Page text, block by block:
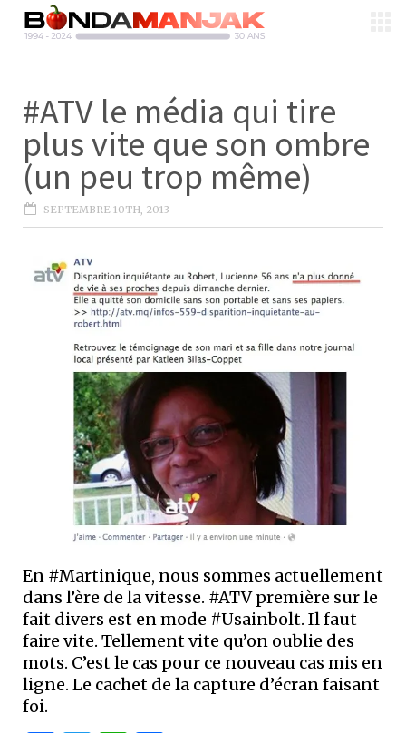
#ATV le média qui tire
plus vite que son ombre
(un peu trop même)
SEPTEMBRE 10TH, 2013
En #Martinique, nous sommes actuellement
dans l’ère de la vitesse. #ATV première sur le
fait divers est en mode #Usainbolt. Il faut
faire vite. Tellement vite qu’on oublie des
mots. C’est le cas pour ce nouveau cas mis en
ligne. Le cachet de la capture d’écran faisant
foi.